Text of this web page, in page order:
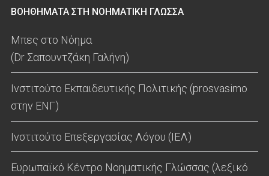
ΒΟΗΘΗΜΑΤΑ ΣΤΗ ΝΟΗΜΑΤΙΚΗ ΓΛΩΣΣΑ
Μπες στο Νόημα
(Dr Σαπουντζάκη Γαλήνη)
Ινστιτούτο Εκπαιδευτικής Πολιτικής (prosvasimo
στην ΕΝΓ)
Ινστιτούτο Επεξεργασίας Λόγου (ΙΕΛ)
Ευρωπαϊκό Κέντρο Νοηματικής Γλώσσας (λεξικό